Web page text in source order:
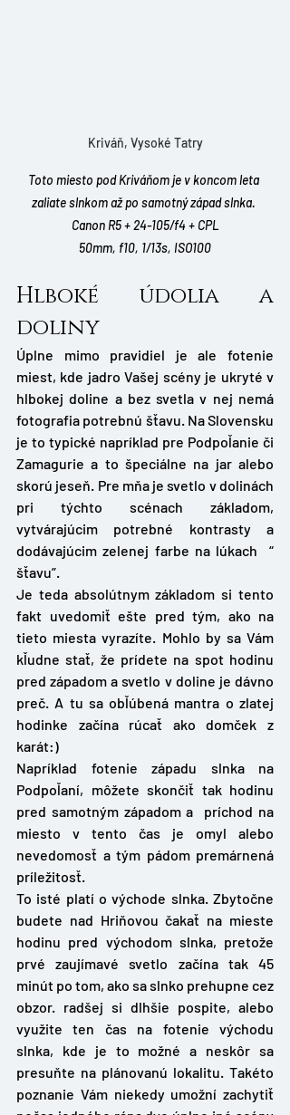
Kriváň, Vysoké Tatry
Toto miesto pod Kriváňom je v koncom leta
zaliate slnkom až po samotný západ slnka.
Canon R5 + 24-105/f4 + CPL
50mm, f10, 1/13s, ISO100
Hlboké údolia a
doliny
Úplne mimo pravidiel je ale fotenie
miest, kde jadro Vašej scény je ukryté v
hlbokej doline a bez svetla v nej nemá
fotografia potrebnú šťavu. Na Slovensku
je to typické napríklad pre Podpoľanie či
Zamagurie a to špeciálne na jar alebo
skorú jeseň. Pre mňa je svetlo v dolinách
pri týchto scénach základom,
vytvárajúcim potrebné kontrasty a
dodávajúcim zelenej farbe na lúkach  “
šťavu”.
Je teda absolútnym základom si tento
fakt uvedomiť ešte pred tým, ako na
tieto miesta vyrazíte. Mohlo by sa Vám
kľudne stať, že prídete na spot hodinu
pred západom a svetlo v doline je dávno
preč. A tu sa obľúbená mantra o zlatej
hodinke začína rúcať ako domček z
karát:)
Napríklad fotenie západu slnka na
Podpoľaní, môžete skončiť tak hodinu
pred samotným západom a  príchod na
miesto v tento čas je omyl alebo
nevedomosť a tým pádom premárnená
príležitosť.
To isté platí o východe slnka. Zbytočne
budete nad Hriňovou čakať na mieste
hodinu pred východom slnka, pretože
prvé zaujímavé svetlo začína tak 45
minút po tom, ako sa slnko prehupne cez
obzor. radšej si dlhšie pospite, alebo
využite ten čas na fotenie východu
slnka, kde je to možné a neskôr sa
presuňte na plánovanú lokalitu. Takéto
poznanie Vám niekedy umožní zachytiť